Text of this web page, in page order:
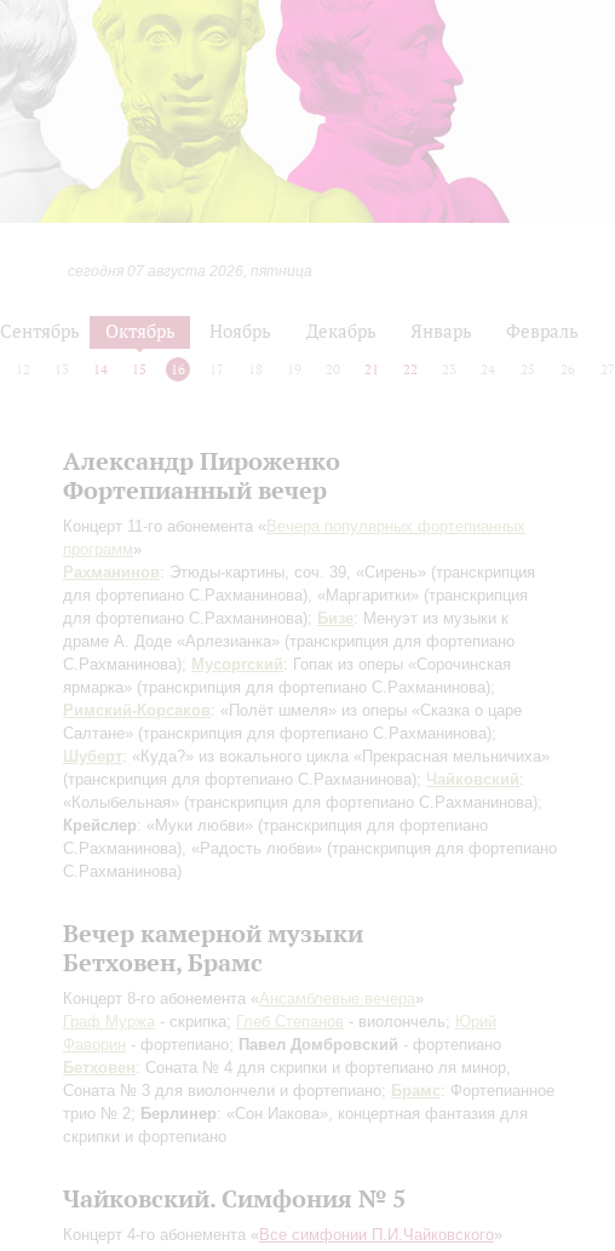
сегодня 07 августа 2026, пятница
Сентябрь Октябрь Ноябрь Декабрь Январь Февраль
12 13 14 15 16 17 18 19 20 21 22 23 24 25 26 27
Александр Пироженко
Фортепианный вечер
Концерт 11-го абонемента « Вечера популярных фортепианных
программ»
Рахманинов: Этюды-картины, соч. 39, «Сирень» (транскрипция
для фортепиано С.Рахманинова), «Маргаритки» (транскрипция
для фортепиано С.Рахманинова); Бизе: Менуэт из музыки к
драме А. Доде «Арлезианка» (транскрипция для фортепиано
С.Рахманинова); Мусоргский: Гопак из оперы «Сорочинская
ярмарка» (транскрипция для фортепиано С.Рахманинова);
Римский-Корсаков: «Полёт шмеля» из оперы «Сказка о царе
Салтане» (транскрипция для фортепиано С.Рахманинова);
Шуберт: «Куда?» из вокального цикла «Прекрасная мельничиха»
(транскрипция для фортепиано С.Рахманинова); Чайковский:
«Колыбельная» (транскрипция для фортепиано С.Рахманинова);
Крейслер: «Муки любви» (транскрипция для фортепиано
С.Рахманинова), «Радость любви» (транскрипция для фортепиано
С.Рахманинова)
Вечер камерной музыки
Бетховен, Брамс
Концерт 8-го абонемента «Ансамблевые вечера»
Граф Муржа - скрипка; Глеб Степанов - виолончель; Юрий
Фаворин - фортепиано; Павел Домбровский - фортепиано
Бетховен: Соната № 4 для скрипки и фортепиано ля минор,
Соната № 3 для виолончели и фортепиано; Брамс: Фортепианное
трио № 2; Берлинер: «Сон Иакова», концертная фантазия для
скрипки и фортепиано
Чайковский. Симфония № 5
Концерт 4-го абонемента « Все симфонии П.И.Чайковского»